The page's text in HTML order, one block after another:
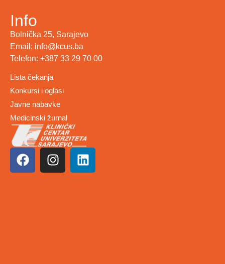
Info
Bolnička 25, Sarajevo
Email: info@kcus.ba
Telefon: +387 33 29 70 00
Lista čekanja
Konkursi i oglasi
Javne nabavke
Medicinski žurnal